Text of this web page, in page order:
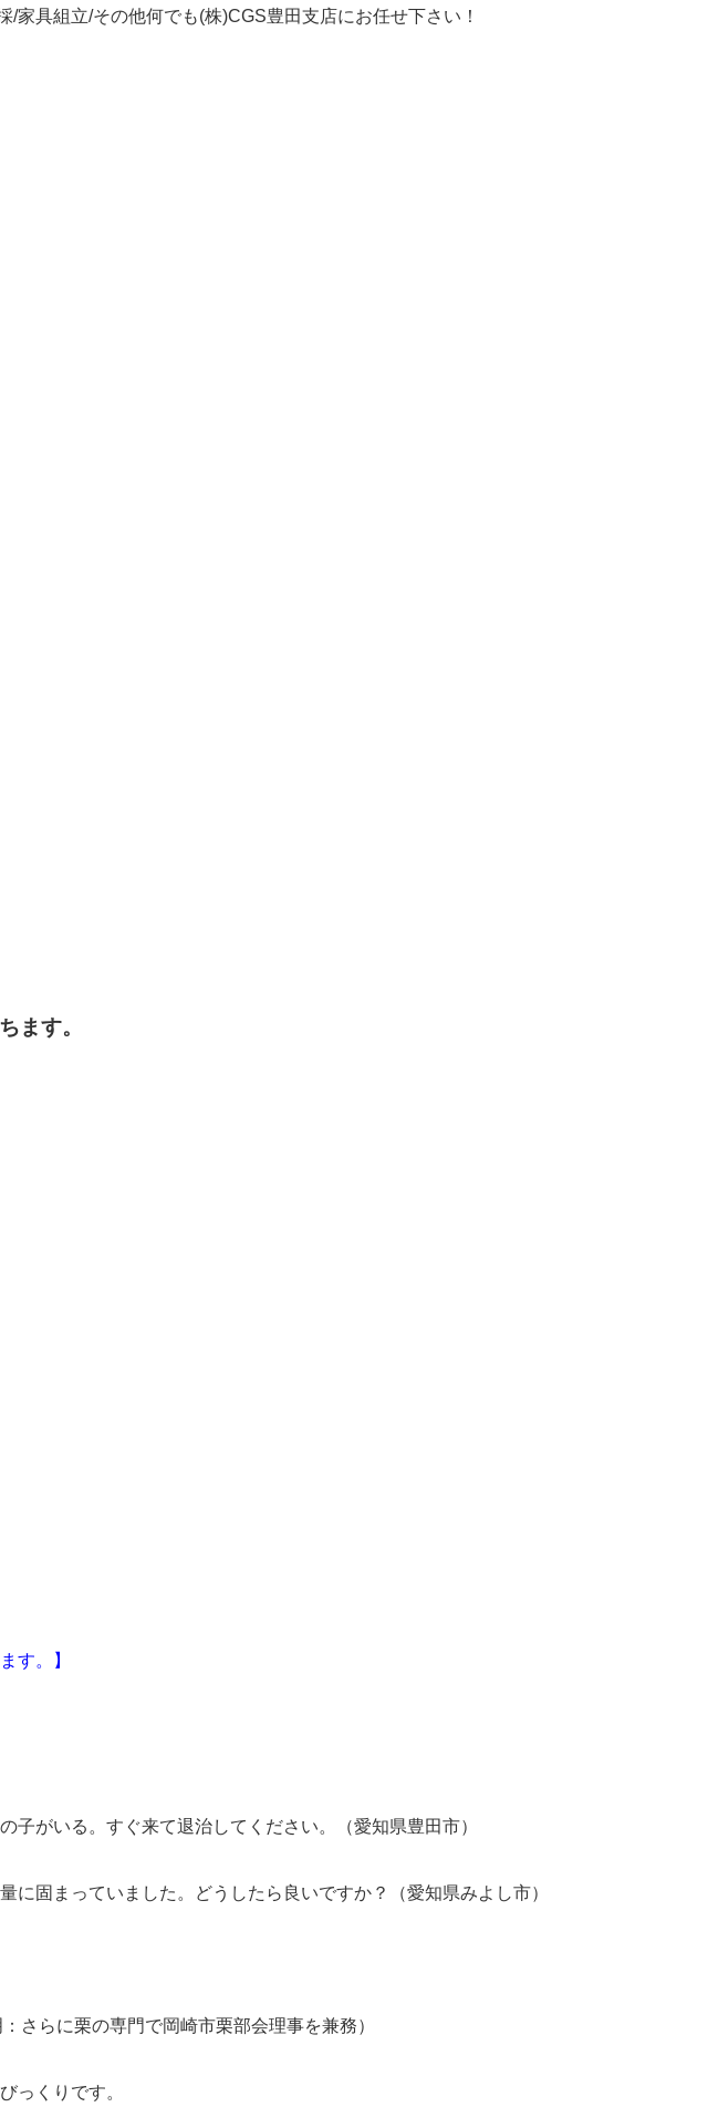
具組立/その他何でも(株)CGS豊田支店にお任せ下さい！
ます。
す。】
がいる。すぐ来て退治してください。（愛知県豊田市）
固まっていました。どうしたら良いですか？（愛知県みよし市）
さらに栗の専門で岡崎市栗部会理事を兼務）
っくりです。